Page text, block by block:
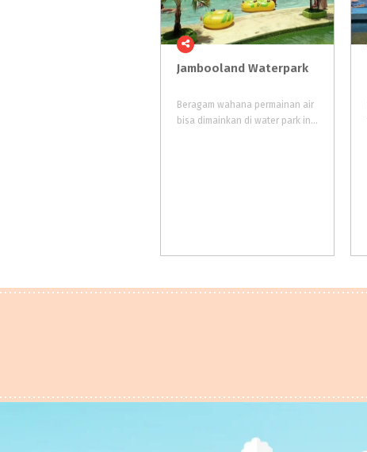
Jambooland Waterpark
Beragam wahana permainan air
bisa dimainkan di water park ini. Wahana Water park merupakan andalan utama dan favorit para pengunjung Jambooland.